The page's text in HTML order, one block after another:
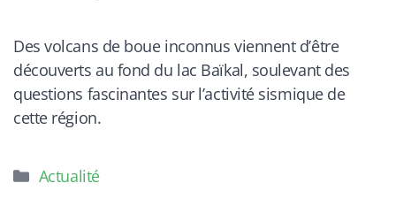
Des volcans de boue inconnus viennent d’être
découverts au fond du lac Baïkal, soulevant des
questions fascinantes sur l’activité sismique de
cette région.
Catégories
Actualité